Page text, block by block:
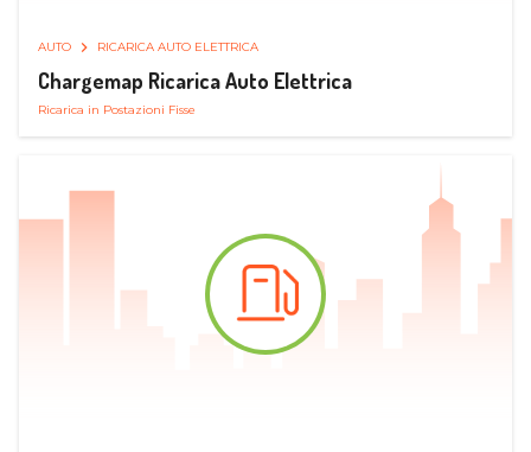
AUTO RICARICA AUTO ELETTRICA
Chargemap Ricarica Auto Elettrica
Ricarica in Postazioni Fisse